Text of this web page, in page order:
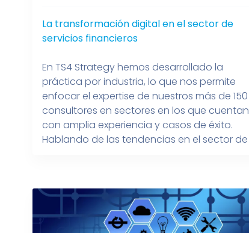
La transformación digital en el sector de
servicios financieros
En TS4 Strategy hemos desarrollado la
práctica por industria, lo que nos permite
enfocar el expertise de nuestros más de 150
consultores en sectores en los que cuentan
con amplia experiencia y casos de éxito.
Hablando de las tendencias en el sector de